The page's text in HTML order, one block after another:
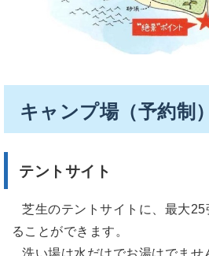
キャンプ場（予約制）
テントサイト
芝生のテントサイトに、最大25
ることができます。